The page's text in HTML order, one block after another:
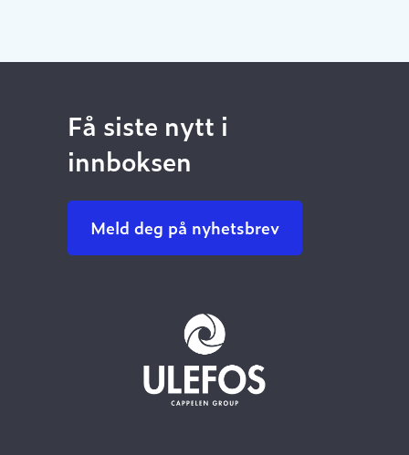
Få siste nytt i
innboksen
Meld deg på nyhetsbrev